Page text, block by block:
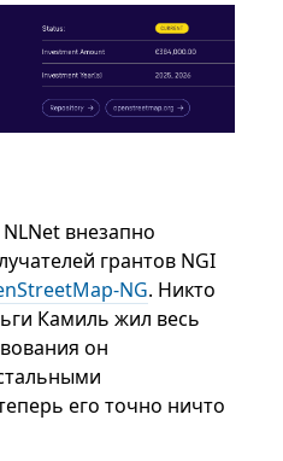
внезапно
грантов NGI
NG. Никто
Камиль жил весь
он
его точно ничто